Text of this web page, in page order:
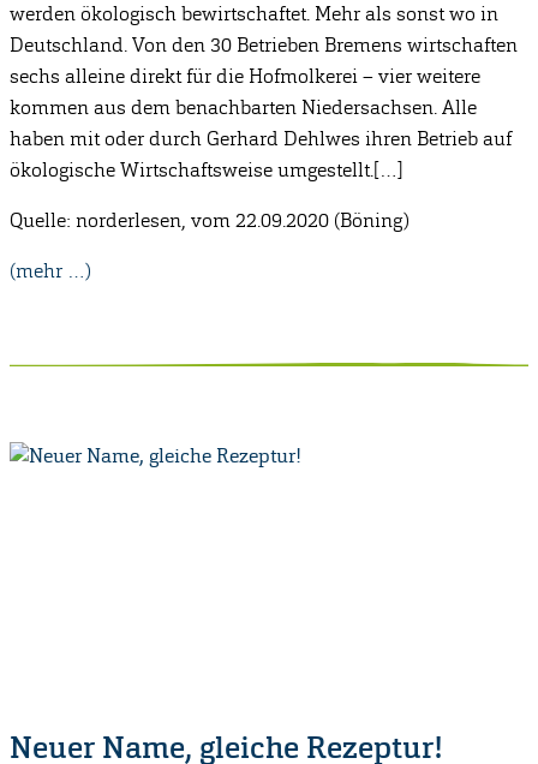
werden ökologisch bewirtschaftet. Mehr als sonst wo in
Deutschland. Von den 30 Betrieben Bremens wirtschaften
sechs alleine direkt für die Hofmolkerei – vier weitere
kommen aus dem benachbarten Niedersachsen. Alle
haben mit oder durch Gerhard Dehlwes ihren Betrieb auf
ökologische Wirtschaftsweise umgestellt.[…]
Quelle: norderlesen, vom 22.09.2020 (Böning)
(mehr …)
Neuer Name, gleiche Rezeptur!